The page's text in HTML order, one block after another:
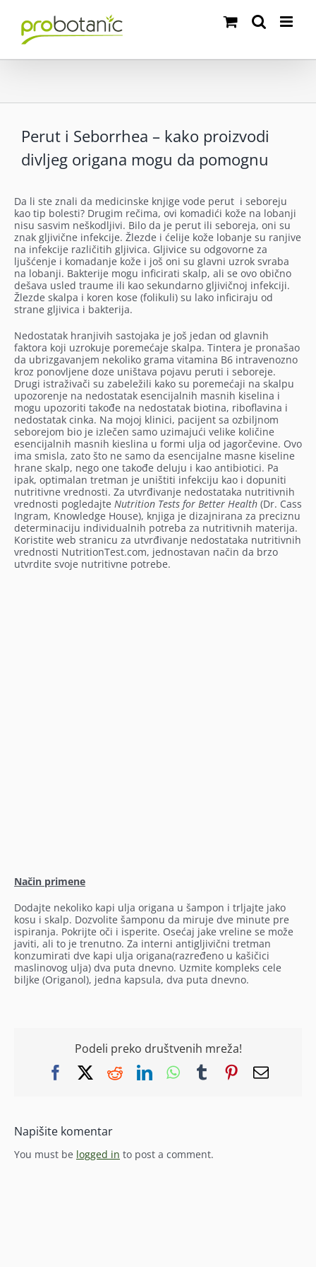
content
Perut i Seborrhea – kako proizvodi
divljeg origana mogu da pomognu
Da li ste znali da medicinske knjige vode perut i seboreju
kao tip bolesti? Drugim rečima, ovi komadići kože na lobanji
nisu sasvim neškodljivi. Bilo da je perut ili seboreja, oni su
znak gljivične infekcije. Žlezde i ćelije kože lobanje su ranjive
na infekcije različitih gljivica. Gljivice su odgovorne za
ljušćenje i komadanje kože i još oni su glavni uzrok svraba
na lobanji. Bakterije mogu inficirati skalp, ali se ovo obično
dešava usled traume ili kao sekundarno gljivičnoj infekciji.
Žlezde skalpa i koren kose (folikuli) su lako inficiraju od
strane gljivica i bakterija.
Nedostatak hranjivih sastojaka je još jedan od glavnih
faktora koji uzrokuje poremećaje skalpa. Tintera je pronašao
da ubrizgavanjem nekoliko grama vitamina B6 intravenozno
kroz ponovljene doze uništava pojavu peruti i seboreje.
Drugi istraživači su zabeležili kako su poremećaji na skalpu
upozorenje na nedostatak esencijalnih masnih kiselina i
mogu upozoriti takođe na nedostatak biotina, riboflavina i
nedostatak cinka. Na mojoj klinici, pacijent sa ozbiljnom
seborejom bio je izlečen samo uzimajući velike količine
esencijalnih masnih kieslina u formi ulja od jagorčevine. Ovo
ima smisla, zato što ne samo da esencijalne masne kiseline
hrane skalp, nego one takođe deluju i kao antibiotici. Pa
ipak, optimalan tretman je uništiti infekciju kao i dopuniti
nutritivne vrednosti. Za utvrđivanje nedostataka nutritivnih
vrednosti pogledajte Nutrition Tests for Better Health (Dr. Cass
Ingram, Knowledge House), knjiga je dizajnirana za preciznu
determinaciju individualnih potreba za nutritivnih materija.
Koristite web stranicu za utvrđivanje nedostataka nutritivnih
vrednosti NutritionTest.com, jednostavan način da brzo
utvrdite svoje nutritivne potrebe.
Način primene
Dodajte nekoliko kapi ulja origana u šampon i trljajte jako
kosu i skalp. Dozvolite šamponu da miruje dve minute pre
ispiranja. Pokrijte oči i isperite. Osećaj jake vreline se može
javiti, ali to je trenutno. Za interni antigljivični tretman
konzumirati dve kapi ulja origana(razređeno u kašičici
maslinovog ulja) dva puta dnevno. Uzmite kompleks cele
biljke (Origanol), jedna kapsula, dva puta dnevno.
Podeli preko društvenih mreža!
FacebookRedditLinkedInWhatsApp
TumblrPinterest
Email
Napišite komentar
You must be logged in to post a comment.